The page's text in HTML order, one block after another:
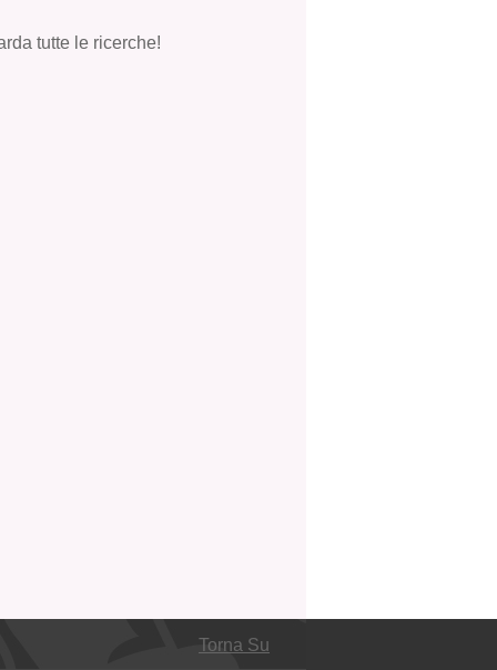
tutte le ricerche!
Torna Su